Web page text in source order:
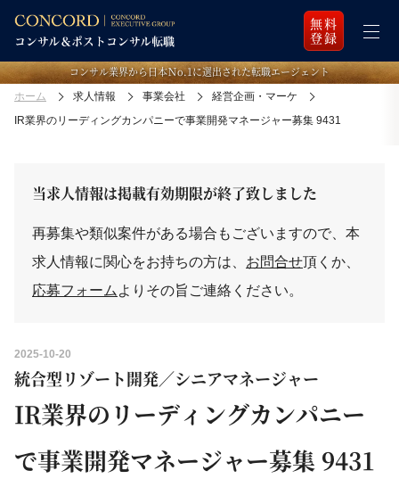
無料
登録
コンサル業界から日本Ｎo.1に選出された転職エージェント
ホーム 求人情報 事業会社
経営企画・マーケ
IR業界のリーディングカンパニーで事業開発マネージャー募集 9431
当求人情報は掲載有効期限が終了致しました
再募集や類似案件がある場合もございますので、本
求人情報に関心をお持ちの方は、 お問合せ頂くか、
応募フォーム よりその旨ご連絡ください。
2025-10-20
統合型リゾート開発／シニアマネージャー
IR業界のリーディングカンパニー
で事業開発マネージャー募集 9431